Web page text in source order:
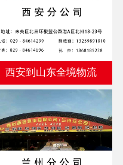
西安到山东全境物流